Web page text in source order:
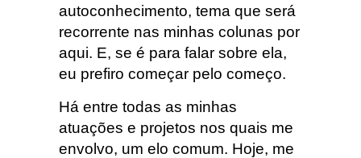
autoconhecimento, tema que será
recorrente nas minhas colunas por
aqui. E, se é para falar sobre ela,
eu prefiro começar pelo começo.
Há entre todas as minhas
atuações e projetos nos quais me
envolvo, um elo comum. Hoje, me